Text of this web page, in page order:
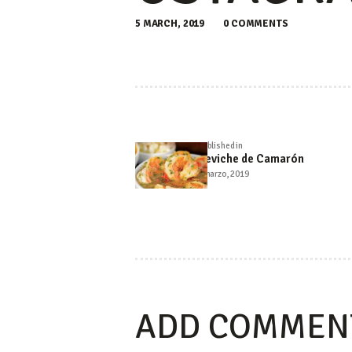
5 MARCH, 2019 0 COMMENTS
DE
Published in
post:
Ceviche de Camarón
5 marzo, 2019
ADD